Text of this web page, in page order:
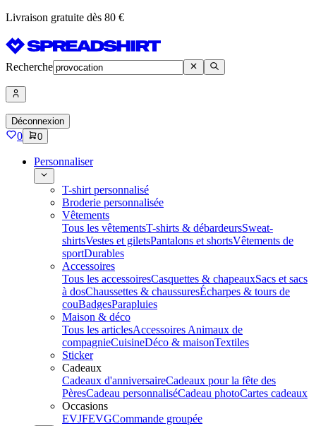
Livraison gratuite dès 80 €
Recherche
Déconnexion
0 0
Personnaliser
T-shirt personnalisé
Broderie personnalisée
Vêtements
Tous les vêtementsT-shirts & débardeursSweat-
shirtsVestes et giletsPantalons et shortsVêtements de
sportDurables
Accessoires
Tous les accessoiresCasquettes & chapeauxSacs et sacs
à dosChaussettes & chaussuresÉcharpes & tours de
couBadgesParapluies
Maison & déco
Tous les articlesAccessoires Animaux de
compagnieCuisineDéco & maisonTextiles
Sticker
Cadeaux
Cadeaux d'anniversaireCadeaux pour la fête des
PèresCadeau personnaliséCadeau photoCartes cadeaux
Occasions
EVJFEVGCommande groupée